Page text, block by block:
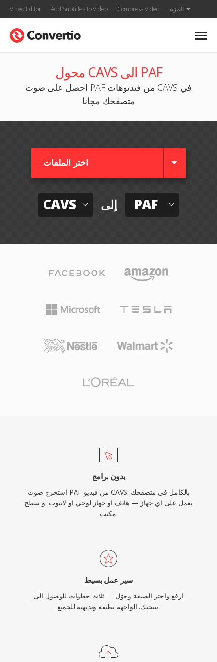
Video Editor Add Subtitles to Video Compress Video المزيد
محول CAVS الى PAF
احصل على صوت PAF من فيديوهات CAVS في
متصفحك مجانا
اختر الملفات
CAVS إلى PAF
بدون برامج
استخرج صوت PAF من فيديو CAVS بالكامل في متصفحك.
يعمل على اي جهاز — هاتف او جهاز لوحي او لابتوب او سطح
مكتب.
سير عمل بسيط
ارفع واختر الصيغة وحوّل — ثلاث خطوات للوصول الى
نتيجتك. الواجهة نظيفة وبديهية للجميع.